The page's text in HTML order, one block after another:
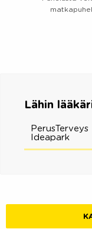
Lähin
PerusTerveys
Ideapark